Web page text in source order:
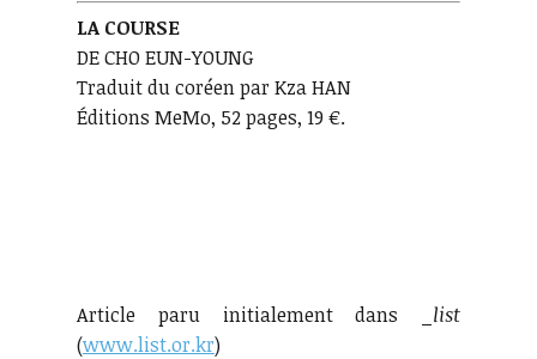
LA COURSE
DE CHO EUN-YOUNG
Traduit du coréen par Kza HAN
Éditions MeMo, 52 pages, 19 €.
Article paru initialement dans _ list
(www.list.or.kr)